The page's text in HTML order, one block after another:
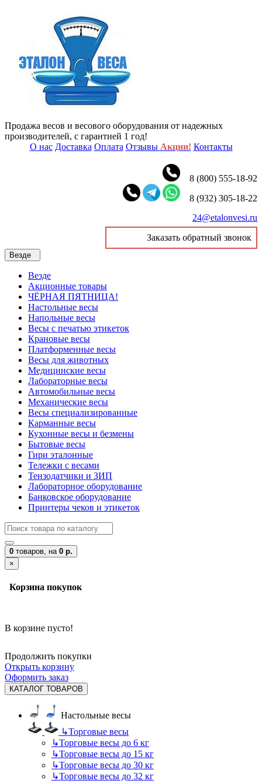
Продажа весов и весового оборудования от надежных
производителей, с гарантией 1 год!
О нас Доставка Оплата Отзывы Акции! Контакты
8 (800) 555-18-92
8 (932) 305-18-22
24@etalonvesi.ru
Заказать обратный звонок
Везде
Везде
Акционные товары
ЧЁРНАЯ ПЯТНИЦА!
Настольные весы
Напольные весы
Весы с печатью этикеток
Крановые весы
Платформенные весы
Весы для животных
Медицинские весы
Лабораторные весы
Автомобильные весы
Механические весы
Весы специализированные
Карманные весы
Кухонные весы и безмены
Бытовые весы
Гири эталонные
Тележки с весами
Тензодатчики и ЗИП
Лабораторное оборудование
Банковское оборудование
Принтеры чеков и этикеток
0 товаров, на 0 р.
×
Корзина покупок
В корзине пусто!
Продолжить покупки
Открыть корзину
Оформить заказ
КАТАЛОГ ТОВАРОВ
Настольные весы
↳Торговые весы
↳Торговые весы до 6 кг
↳Торговые весы до 15 кг
↳Торговые весы до 30 кг
↳Торговые весы до 32 кг